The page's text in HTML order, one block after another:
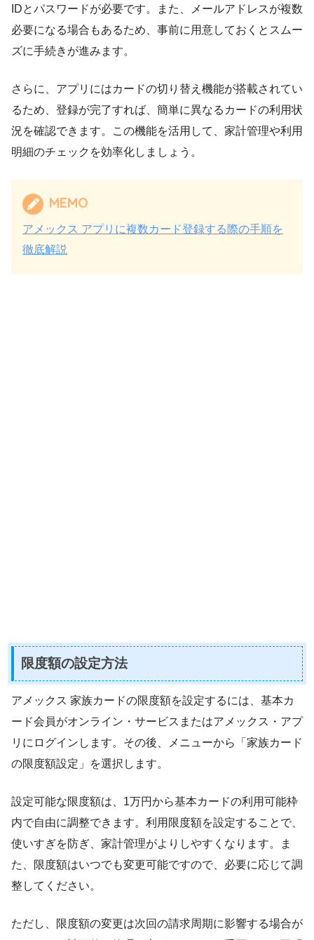
IDとパスワードが必要です。また、メールアドレスが複数
必要になる場合もあるため、事前に用意しておくとスムー
ズに手続きが進みます。
さらに、アプリにはカードの切り替え機能が搭載されてい
るため、登録が完了すれば、簡単に異なるカードの利用状
況を確認できます。この機能を活用して、家計管理や利用
明細のチェックを効率化しましょう。
MEMO
アメックス アプリに複数カード登録する際の手順を
徹底解説
限度額の設定方法
アメックス 家族カードの限度額を設定するには、基本カ
ード会員がオンライン・サービスまたはアメックス・アプ
リにログインします。その後、メニューから「家族カード
の限度額設定」を選択します。
設定可能な限度額は、1万円から基本カードの利用可能枠
内で自由に調整できます。利用限度額を設定することで、
使いすぎを防ぎ、家計管理がよりしやすくなります。ま
た、限度額はいつでも変更可能ですので、必要に応じて調
整してください。
ただし、限度額の変更は次回の請求周期に影響する場合が